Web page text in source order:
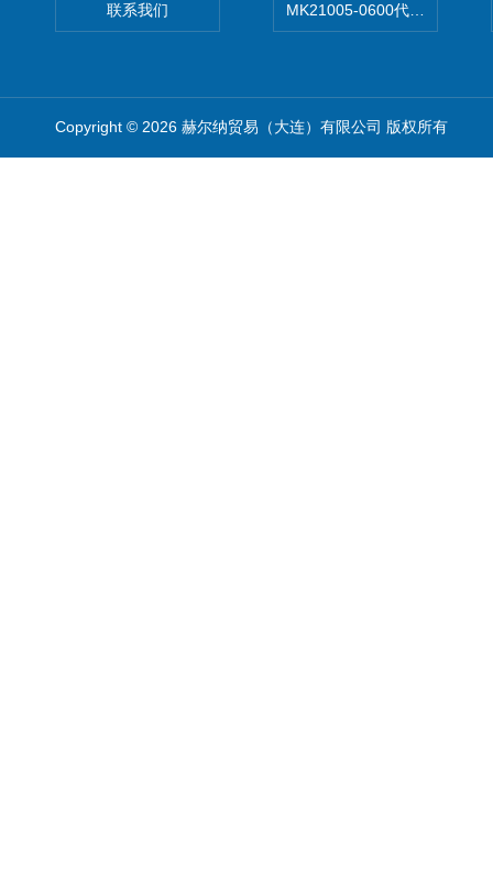
联系我们 MK21005-0600代理德国MK
Copyright © 2026 赫尔纳贸易（大连）有限公司 版权所有